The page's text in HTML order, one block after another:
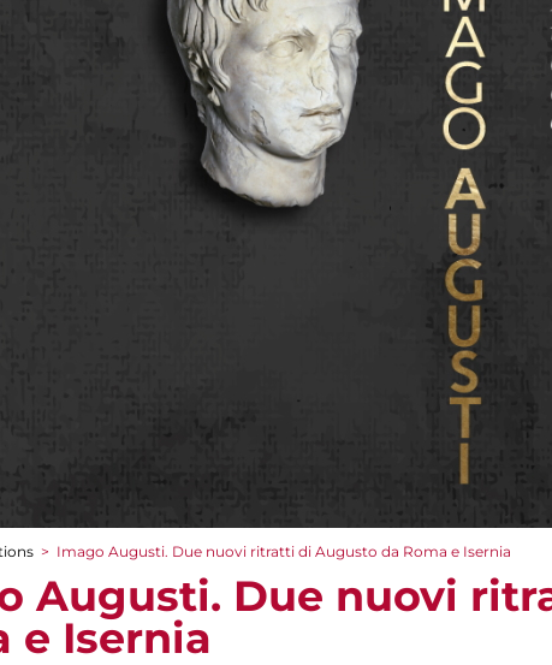
> Imago Augusti. Due nuovi ritratti di Augusto da Roma e Isernia
Augusti. Due nuovi
e Isernia